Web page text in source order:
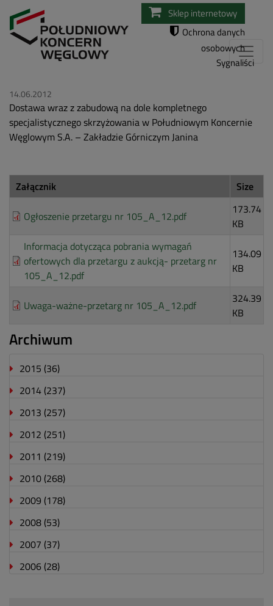
Przejdź
do
Sklep internetowy
Ochrona danych
osobowych
Sygnaliści
14.06.2012
Dostawa wraz z zabudową na dole kompletnego
specjalistycznego skrzyżowania w Południowym Koncernie
Węglowym S.A. – Zakładzie Górniczym Janina
Załącznik Size
Ogłoszenie przetargu nr 105_A_12.pdf
173.74
KB
Informacja dotycząca pobrania wymagań
ofertowych dla przetargu z aukcją- przetarg nr
105_A_12.pdf
134.09
KB
Uwaga-ważne-przetarg nr 105_A_12.pdf
324.39
KB
Archiwum
2015 (36)
2014 (237)
2013 (257)
2012 (251)
2011 (219)
2010 (268)
2009 (178)
2008 (53)
2007 (37)
2006 (28)